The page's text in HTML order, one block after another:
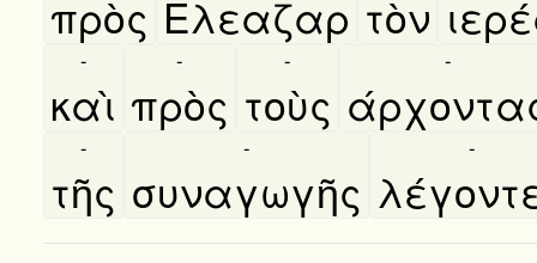
πρὸς Ελεαζαρ τὸν
καὶ
-
πρὸς
-
τοὺς
- -
τῆς
-
συναγωγῆς
- -